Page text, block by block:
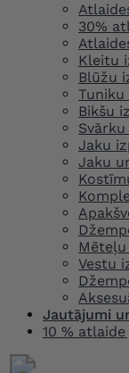
30%
Kleitu
Blūžu
Tuniku
Bikšu
Jaku
Jaku
Vestu
Jautājumi
10 %